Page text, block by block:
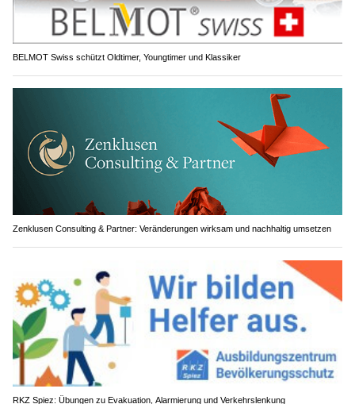
BELMOT Swiss schützt Oldtimer, Youngtimer und Klassiker
Zenklusen Consulting & Partner: Veränderungen wirksam und nachhaltig umsetzen
RKZ Spiez: Übungen zu Evakuation, Alarmierung und Verkehrslenkung